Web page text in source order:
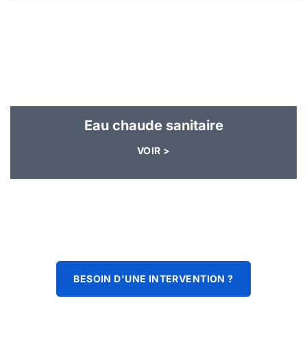
Eau chaude sanitaire
VOIR >
BESOIN D'UNE INTERVENTION ?